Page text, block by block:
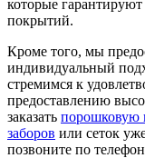
которые гарантируют
покрытий.
Кроме того, мы
индивидуальный
стремимся к
предоставлению
заказать порошковую
заборов или сеток
позвоните по